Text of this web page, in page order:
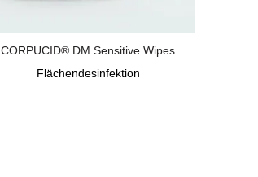
CORPUCID® DM Sensitive Wipes
Flächendesinfektion